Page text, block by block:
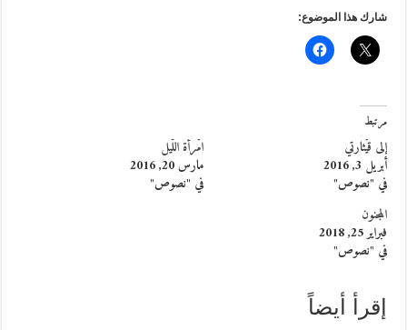
شارك هذا الموضوع:
مرتبط
إلى قيْثارتي
أبريل 3, 2016
في "نصوص"
امْرأة اللّيل
مارس 20, 2016
في "نصوص"
المجنون
فبراير 25, 2018
في "نصوص"
إقرأ أيضاً